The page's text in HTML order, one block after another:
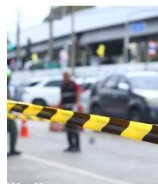
kem trong những
ra rồi thay vào đó là
để che giấu lựclượng
hành vi của chúng
sựthính nhạy của các
Theo số liệu của Cơ
của Liên hợp quốc,
xuất côcain lớn nhất